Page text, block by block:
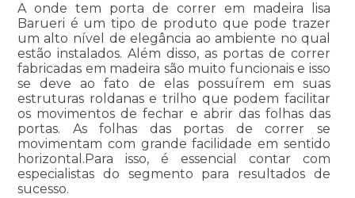
A onde tem porta de correr em madeira lisa
Barueri é um tipo de produto que pode trazer
um alto nível de elegância ao ambiente no qual
estão instalados. Além disso, as portas de correr
fabricadas em madeira são muito funcionais e isso
se deve ao fato de elas possuírem em suas
estruturas roldanas e trilho que podem facilitar
os movimentos de fechar e abrir das folhas das
portas. As folhas das portas de correr se
movimentam com grande facilidade em sentido
horizontal.Para isso, é essencial contar com
especialistas do segmento para resultados de
sucesso.